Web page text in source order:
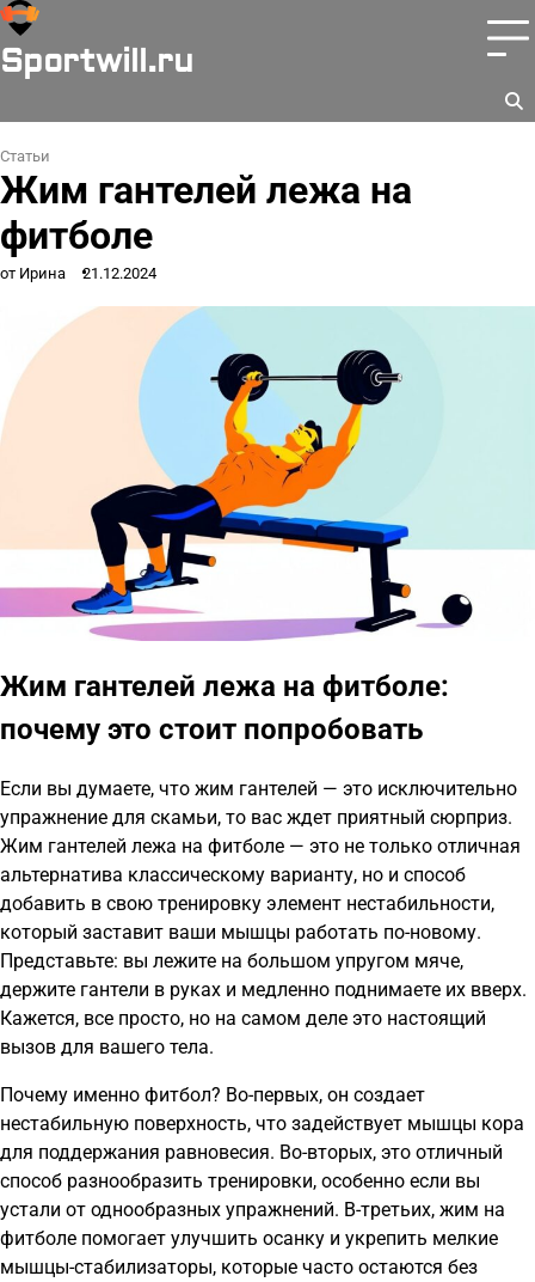
Перейти
содержимому
Sportwill.ru
Статьи
Жим гантелей лежа на
фитболе
от Ирина 21.12.2024
Жим гантелей лежа на фитболе:
почему это стоит попробовать
Если вы думаете, что жим гантелей — это исключительно
упражнение для скамьи, то вас ждет приятный сюрприз.
Жим гантелей лежа на фитболе — это не только отличная
альтернатива классическому варианту, но и способ
добавить в свою тренировку элемент нестабильности,
который заставит ваши мышцы работать по-новому.
Представьте: вы лежите на большом упругом мяче,
держите гантели в руках и медленно поднимаете их вверх.
Кажется, все просто, но на самом деле это настоящий
вызов для вашего тела.
Почему именно фитбол? Во-первых, он создает
нестабильную поверхность, что задействует мышцы кора
для поддержания равновесия. Во-вторых, это отличный
способ разнообразить тренировки, особенно если вы
устали от однообразных упражнений. В-третьих, жим на
фитболе помогает улучшить осанку и укрепить мелкие
мышцы-стабилизаторы, которые часто остаются без